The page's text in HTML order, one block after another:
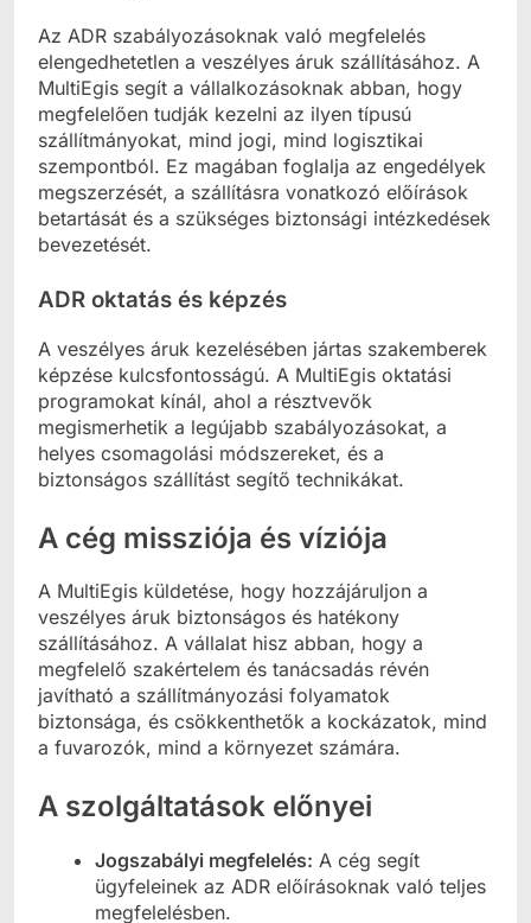
Az ADR szabályozásoknak való megfelelés
elengedhetetlen a veszélyes áruk szállításához. A
MultiEgis segít a vállalkozásoknak abban, hogy
megfelelően tudják kezelni az ilyen típusú
szállítmányokat, mind jogi, mind logisztikai
szempontból. Ez magában foglalja az engedélyek
megszerzését, a szállításra vonatkozó előírások
betartását és a szükséges biztonsági intézkedések
bevezetését.
ADR oktatás és képzés
A veszélyes áruk kezelésében jártas szakemberek
képzése kulcsfontosságú. A MultiEgis oktatási
programokat kínál, ahol a résztvevők
megismerhetik a legújabb szabályozásokat, a
helyes csomagolási módszereket, és a
biztonságos szállítást segítő technikákat.
A cég missziója és víziója
A MultiEgis küldetése, hogy hozzájáruljon a
veszélyes áruk biztonságos és hatékony
szállításához. A vállalat hisz abban, hogy a
megfelelő szakértelem és tanácsadás révén
javítható a szállítmányozási folyamatok
biztonsága, és csökkenthetők a kockázatok, mind
a fuvarozók, mind a környezet számára.
A szolgáltatások előnyei
Jogszabályi megfelelés: A cég segít
ügyfeleinek az ADR előírásoknak való teljes
megfelelésben.